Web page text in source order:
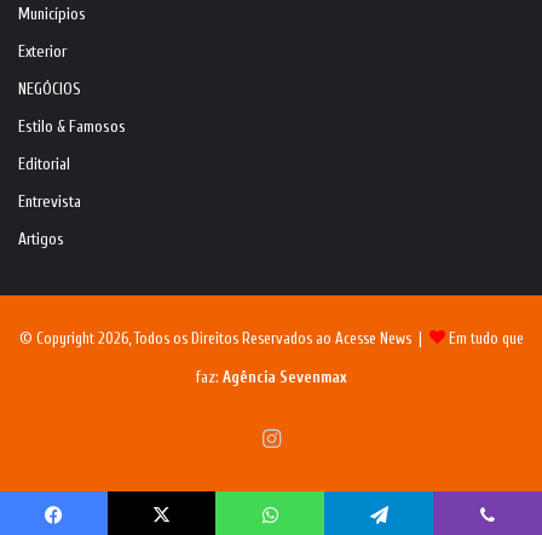
Municípios
Exterior
NEGÓCIOS
Estilo & Famosos
Editorial
Entrevista
Artigos
© Copyright 2026, Todos os Direitos Reservados ao Acesse News | Em tudo que
faz: Agência Sevenmax
Instagram